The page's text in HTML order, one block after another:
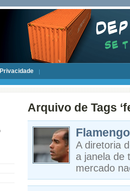
Privacidade
Arquivo de Tags
A diretoria
a janela de
mercado